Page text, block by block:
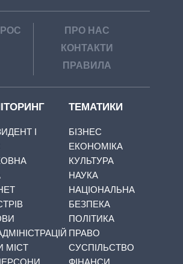
РОС
ПРО НАС
КОНТАКТИ
ПРАВИЛА
І
МІСТ
ТЕМАТИКИ
БІЗНЕС
ЕКОНОМІКА
КУЛЬТУРА
НАУКА
НАЦІОНАЛЬНА
БЕЗПЕКА
ПОЛІТИКА
ПРАВО
СУСПІЛЬСТВО